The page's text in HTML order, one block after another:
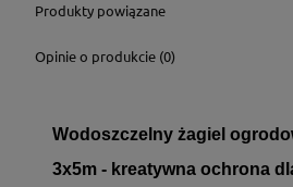
Produkty powiązane
Opinie o produkcie (0)
Wodoszczelny żagiel
3x5m - kreatywna ochrona